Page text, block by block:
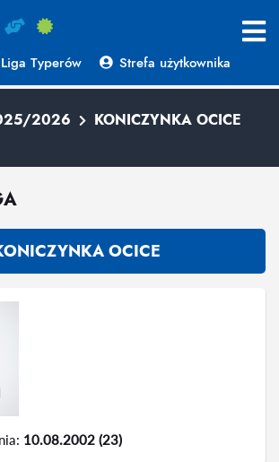
Liga Typerów Strefa użytkownika
2026
KONICZYNKA OCICE
OCICE
10.08.2002 (23)